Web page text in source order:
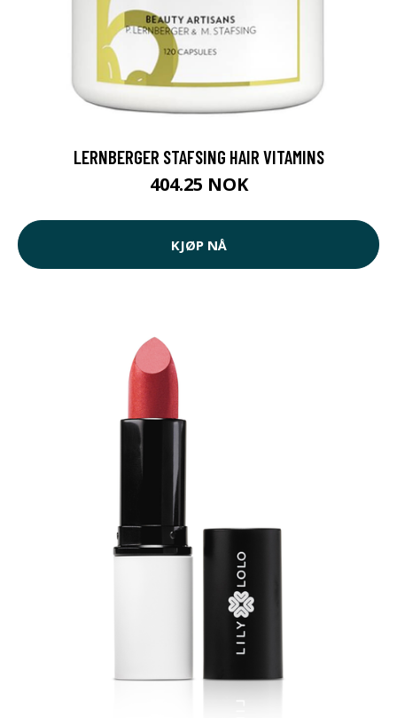
LERNBERGER STAFSING HAIR VITAMINS
404.25 NOK
KJØP NÅ